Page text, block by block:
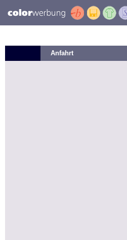
Anfahrt